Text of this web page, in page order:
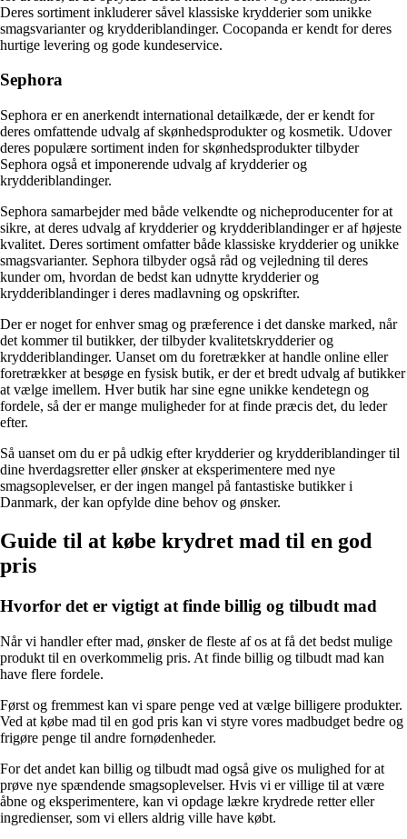
Deres sortiment inkluderer såvel klassiske krydderier som unikke
smagsvarianter og krydderiblandinger. Cocopanda er kendt for deres
hurtige levering og gode kundeservice.
Sephora
Sephora er en anerkendt international detailkæde, der er kendt for
deres omfattende udvalg af skønhedsprodukter og kosmetik. Udover
deres populære sortiment inden for skønhedsprodukter tilbyder
Sephora også et imponerende udvalg af krydderier og
krydderiblandinger.
Sephora samarbejder med både velkendte og nicheproducenter for at
sikre, at deres udvalg af krydderier og krydderiblandinger er af højeste
kvalitet. Deres sortiment omfatter både klassiske krydderier og unikke
smagsvarianter. Sephora tilbyder også råd og vejledning til deres
kunder om, hvordan de bedst kan udnytte krydderier og
krydderiblandinger i deres madlavning og opskrifter.
Der er noget for enhver smag og præference i det danske marked, når
det kommer til butikker, der tilbyder kvalitetskrydderier og
krydderiblandinger. Uanset om du foretrækker at handle online eller
foretrækker at besøge en fysisk butik, er der et bredt udvalg af butikker
at vælge imellem. Hver butik har sine egne unikke kendetegn og
fordele, så der er mange muligheder for at finde præcis det, du leder
efter.
Så uanset om du er på udkig efter krydderier og krydderiblandinger til
dine hverdagsretter eller ønsker at eksperimentere med nye
smagsoplevelser, er der ingen mangel på fantastiske butikker i
Danmark, der kan opfylde dine behov og ønsker.
Guide til at købe krydret mad til en god
pris
Hvorfor det er vigtigt at finde billig og tilbudt mad
Når vi handler efter mad, ønsker de fleste af os at få det bedst mulige
produkt til en overkommelig pris. At finde billig og tilbudt mad kan
have flere fordele.
Først og fremmest kan vi spare penge ved at vælge billigere produkter.
Ved at købe mad til en god pris kan vi styre vores madbudget bedre og
frigøre penge til andre fornødenheder.
For det andet kan billig og tilbudt mad også give os mulighed for at
prøve nye spændende smagsoplevelser. Hvis vi er villige til at være
åbne og eksperimentere, kan vi opdage lækre krydrede retter eller
ingredienser, som vi ellers aldrig ville have købt.